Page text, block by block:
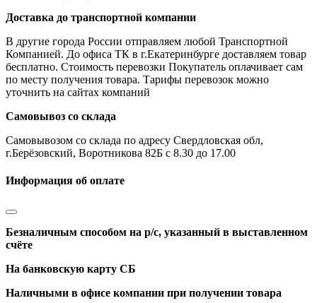
Доставка до транспортной компании
В другие города России отправляем любой Транспортной
Компанией. До офиса ТК в г.Екатеринбурге доставляем товар
бесплатно. Стоимость перевозки Покупатель оплачивает сам
по месту получения товара. Тарифы перевозок можно
уточнить на сайтах компаний
Самовывоз со склада
Самовывозом со склада по адресу Свердловская обл,
г.Берёзовский, Воротникова 82Б с 8.30 до 17.00
Информация об оплате
Безналичным способом на р/с, указанный в выставленном
счёте
На банковскую карту СБ
Наличными в офисе компании при получении товара